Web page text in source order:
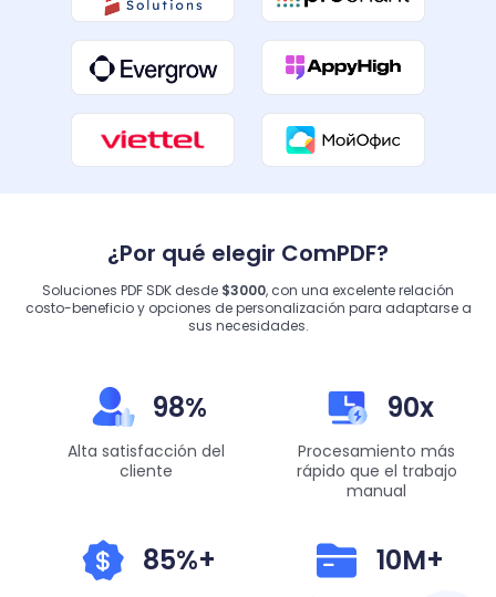
¿Por qué elegir ComPDF?
Soluciones PDF SDK desde $3000, con una excelente relación
costo-beneficio y opciones de personalización para adaptarse a
sus necesidades.
98%
Alta satisfacción del
cliente
90x
Procesamiento más
rápido que el trabajo
manual
85%+ 10M+